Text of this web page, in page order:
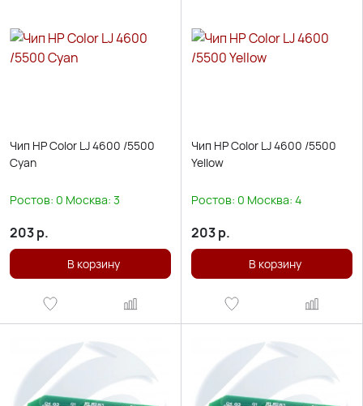
Чип HP Color LJ 4600 /5500
Cyan
Ростов: 0 Москва: 3
203р.
В корзину
Чип HP Color LJ 4600 /5500
Yellow
Ростов: 0 Москва: 4
203р.
В корзину